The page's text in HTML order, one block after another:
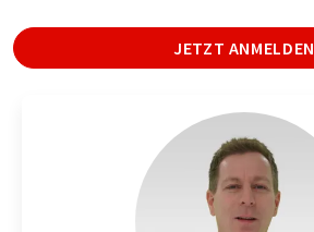
JETZT ANMELDEN